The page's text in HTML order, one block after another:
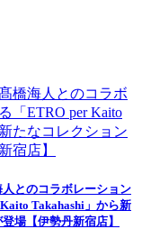
とのコラボレーション
Takahashi」から新
場【伊勢丹新宿店】